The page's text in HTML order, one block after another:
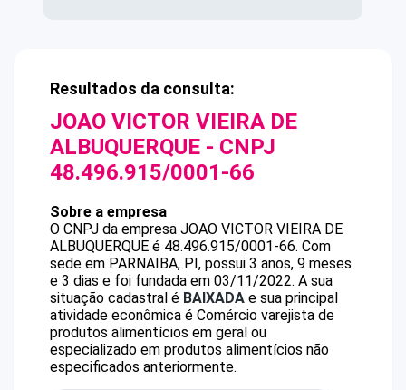
Resultados da consulta:
JOAO VICTOR VIEIRA DE
ALBUQUERQUE - CNPJ
48.496.915/0001-66
Sobre a empresa
O CNPJ da empresa JOAO VICTOR VIEIRA DE
ALBUQUERQUE é 48.496.915/0001-66. Com
sede em PARNAIBA, PI, possui 3 anos, 9 meses
e 3 dias e foi fundada em 03/11/2022. A sua
situação cadastral é BAIXADA e sua principal
atividade econômica é Comércio varejista de
produtos alimentícios em geral ou
especializado em produtos alimentícios não
especificados anteriormente.